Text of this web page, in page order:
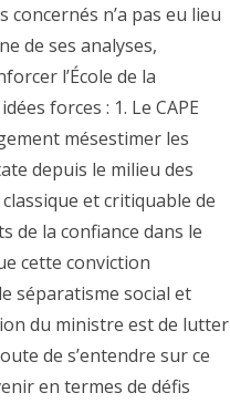
n’a pas eu lieu
de ses analyses,
l’École de la
forces : 1. Le CAPE
mésestimer les
depuis le milieu des
et critiquable de
de la confiance dans le
cette conviction
séparatisme social et
du ministre est de lutter
de s’entendre sur ce
en termes de défis